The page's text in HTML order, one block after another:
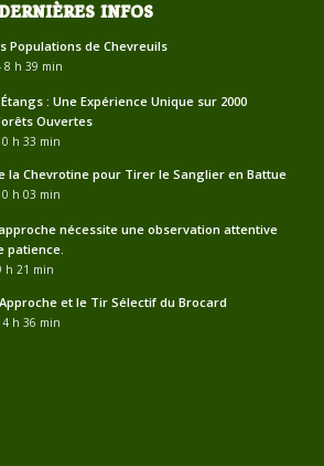
DERNIÈRES INFOS
Populations de Chevreuils
8 h 39 min
: Une Expérience Unique sur 2000
Ouvertes
h 33 min
la Chevrotine pour Tirer le Sanglier en Battue
h 03 min
nécessite une observation attentive
patience.
h 21 min
et le Tir Sélectif du Brocard
h 36 min